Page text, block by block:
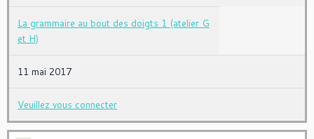
La grammaire au bout des doigts 1 (atelier G
et H)
11 mai 2017
Veuillez vous connecter